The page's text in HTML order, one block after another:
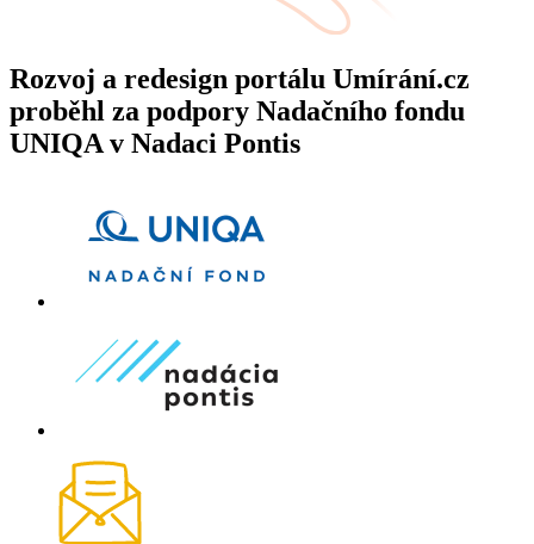
Rozvoj a redesign portálu Umírání.cz
proběhl za podpory Nadačního fondu
UNIQA v Nadaci Pontis